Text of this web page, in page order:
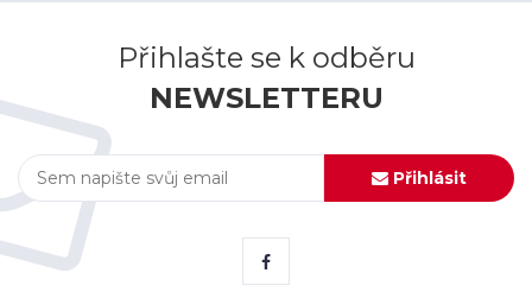
Přihlašte se k odběru
NEWSLETTERU
Přihlásit